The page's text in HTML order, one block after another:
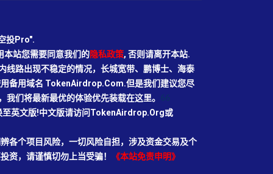
投Pro".
站您需要同意我们的隐私政策, 否则请离开本站.
线路出现不稳定的情况，长城宽带、鹏博士、海泰
备用域名 TokenAirdrop.Com.但是我们建议您尽
们将最新最优的体验优先装载在这里。
英文版!中文版请访问TokenAirdrop.Org或
各个项目风险，一切风险自担，涉及资金交易及个
资，请谨慎切勿上当受骗！
《本站免责申明》